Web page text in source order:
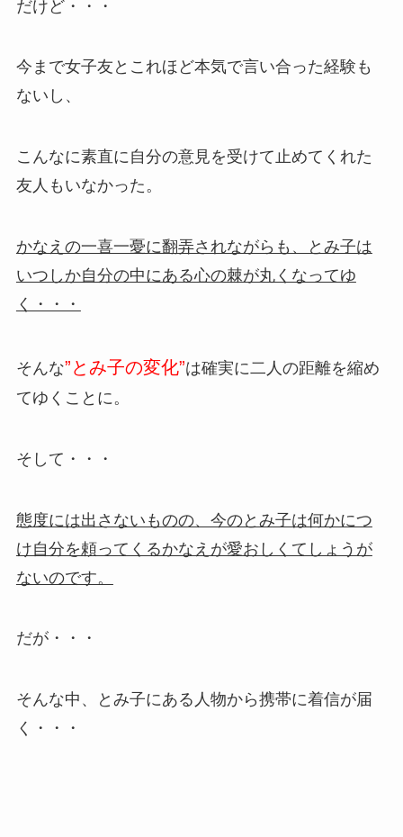
だけど・・・
今まで女子友とこれほど本気で言い合った経験も
ないし、
こんなに素直に自分の意見を受けて止めてくれた
友人もいなかった。
かなえの一喜一憂に翻弄されながらも、とみ子は
いつしか自分の中にある心の棘が丸くなってゆ
く・・・
そんな”とみ子の変化”は確実に二人の距離を縮め
てゆくことに。
そして・・・
態度には出さないものの、今のとみ子は何かにつ
け自分を頼ってくるかなえが愛おしくてしょうが
ないのです。
だが・・・
そんな中、とみ子にある人物から携帯に着信が届
く・・・